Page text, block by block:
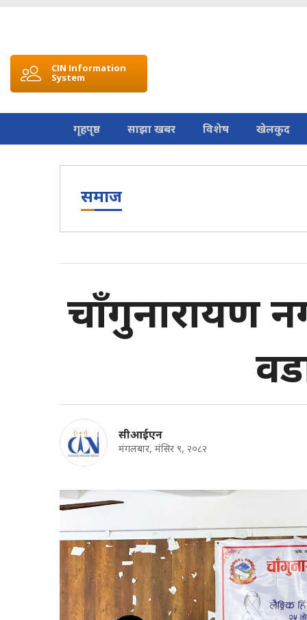
CIN Information
System
गृहपृष्ठ साझा खबर विशेष खेलकुद
समाज
चाँगुनारायण
सीआईएन
मंगलबार, मंसिर ९, २०८२